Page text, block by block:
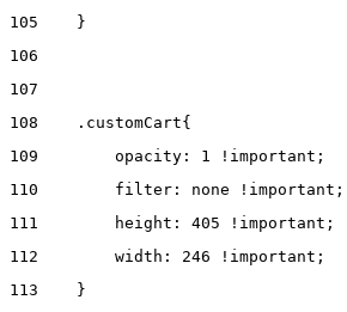
105
    }
106
107
108
    .customCart{
109
        opacity: 1 !important;
110
        filter: none !important;
111
        height: 405 !important;
112
        width: 246 !important;
113
    }